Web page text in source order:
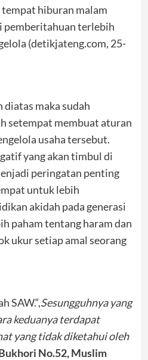
hiburan malam
pemberitahuan terlebih
(detikjateng.com, 25-
diatas maka sudah
setempat membuat aturan
usaha tersebut.
yang akan timbul di
peringatan penting
untuk lebih
akidah pada generasi
paham tentang haram dan
ukur setiap amal seorang
SAW.“,Sesungguhnya yang
keduanya terdapat
yang tidak diketahui oleh
No.52, Muslim